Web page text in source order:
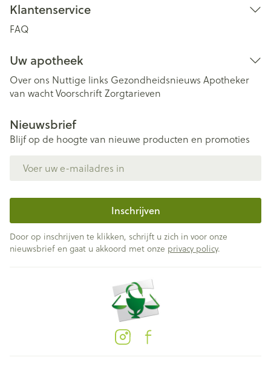
Klantenservice
FAQ
Uw apotheek
Over ons Nuttige links Gezondheidsnieuws Apotheker
van wachtVoorschriftZorgtarieven
Nieuwsbrief
Blijf op de hoogte van nieuwe producten en promoties
Inschrijven
Door op inschrijven te klikken, schrijft u zich in voor onze
nieuwsbrief en gaat u akkoord met onze privacy policy.